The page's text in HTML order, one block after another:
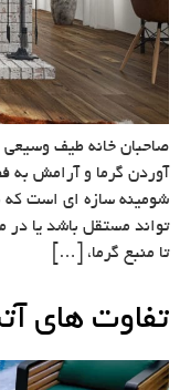
صاحبان خانه طیف وسیعی
آوردن گرما و آرامش به
شومینه سازه ای است
تواند مستقل باشد یا در
تا منبع گرما، […]
تفاوت های